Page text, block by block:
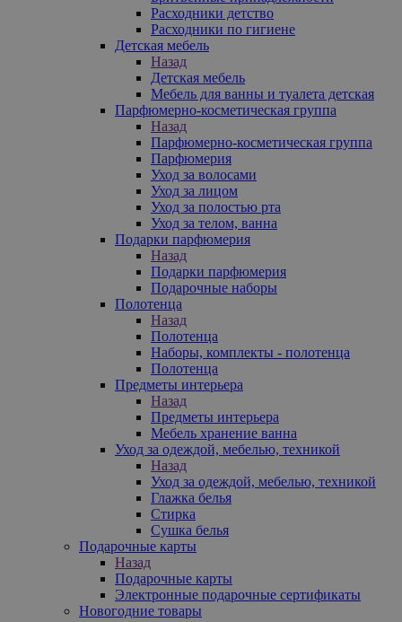
Расходники детство
Расходники по гигиене
Детская мебель
Назад
Детская мебель
Мебель для ванны и туалета детская
Парфюмерно-косметическая группа
Назад
Парфюмерно-косметическая группа
Парфюмерия
Уход за волосами
Уход за лицом
Уход за полостью рта
Уход за телом, ванна
Подарки парфюмерия
Назад
Подарки парфюмерия
Подарочные наборы
Полотенца
Назад
Полотенца
Наборы, комплекты - полотенца
Полотенца
Предметы интерьера
Назад
Предметы интерьера
Мебель хранение ванна
Уход за одеждой, мебелью, техникой
Назад
Уход за одеждой, мебелью, техникой
Глажка белья
Стирка
Сушка белья
Подарочные карты
Назад
Подарочные карты
Электронные подарочные сертификаты
Новогодние товары